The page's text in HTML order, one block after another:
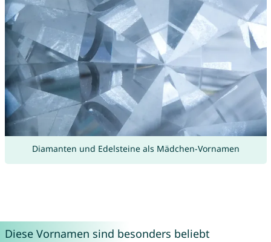
Diamanten und Edelsteine als Mädchen-Vornamen
Diese Vornamen sind besonders beliebt